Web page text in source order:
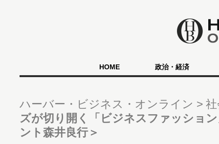
HOME 政治・経済
ハーバー・ビジネス・オンライン
ズが切り開く「ビジネスファッショ
ント森井良行＞